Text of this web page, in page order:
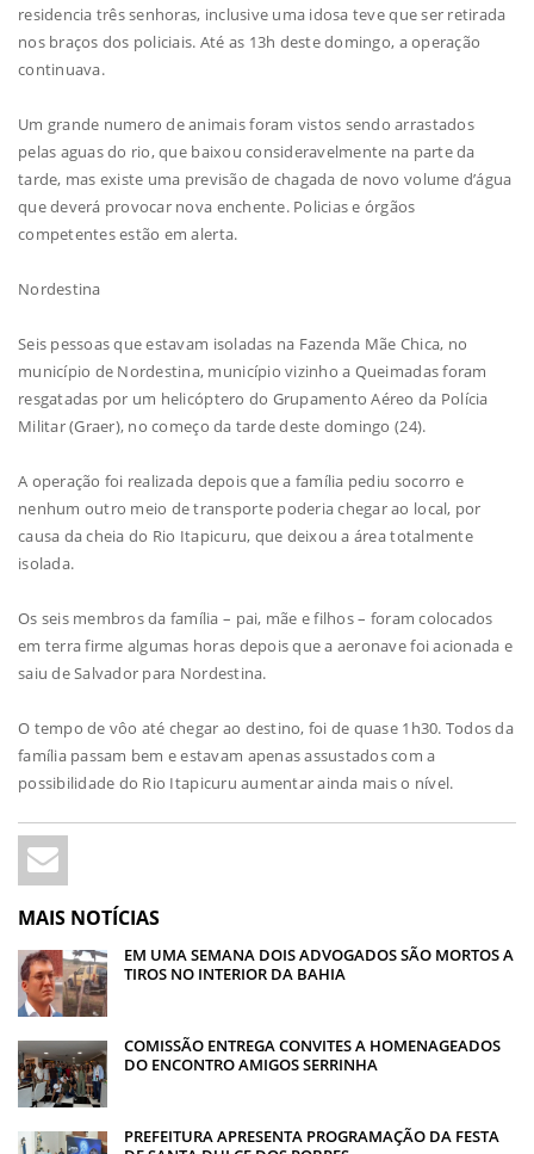
residencia três senhoras, inclusive uma idosa teve que ser retirada
nos braços dos policiais. Até as 13h deste domingo, a operação
continuava.
Um grande numero de animais foram vistos sendo arrastados
pelas aguas do rio, que baixou consideravelmente na parte da
tarde, mas existe uma previsão de chagada de novo volume d’água
que deverá provocar nova enchente. Policias e órgãos
competentes estão em alerta.
Nordestina
Seis pessoas que estavam isoladas na Fazenda Mãe Chica, no
município de Nordestina, município vizinho a Queimadas foram
resgatadas por um helicóptero do Grupamento Aéreo da Polícia
Militar (Graer), no começo da tarde deste domingo (24).
A operação foi realizada depois que a família pediu socorro e
nenhum outro meio de transporte poderia chegar ao local, por
causa da cheia do Rio Itapicuru, que deixou a área totalmente
isolada.
Os seis membros da família – pai, mãe e filhos – foram colocados
em terra firme algumas horas depois que a aeronave foi acionada e
saiu de Salvador para Nordestina.
O tempo de vôo até chegar ao destino, foi de quase 1h30. Todos da
família passam bem e estavam apenas assustados com a
possibilidade do Rio Itapicuru aumentar ainda mais o nível.
MAIS NOTÍCIAS
EM UMA SEMANA DOIS ADVOGADOS SÃO MORTOS A
TIROS NO INTERIOR DA BAHIA
COMISSÃO ENTREGA CONVITES A HOMENAGEADOS
DO ENCONTRO AMIGOS SERRINHA
PREFEITURA APRESENTA PROGRAMAÇÃO DA FESTA